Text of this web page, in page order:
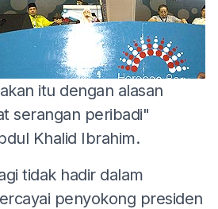
itu dengan alasan
serangan peribadi"
Khalid Ibrahim.
tidak hadir dalam
penyokong presiden